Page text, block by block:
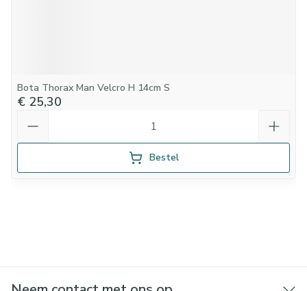
Bota Thorax Man Velcro H 14cm S
€ 25,30
Bestel